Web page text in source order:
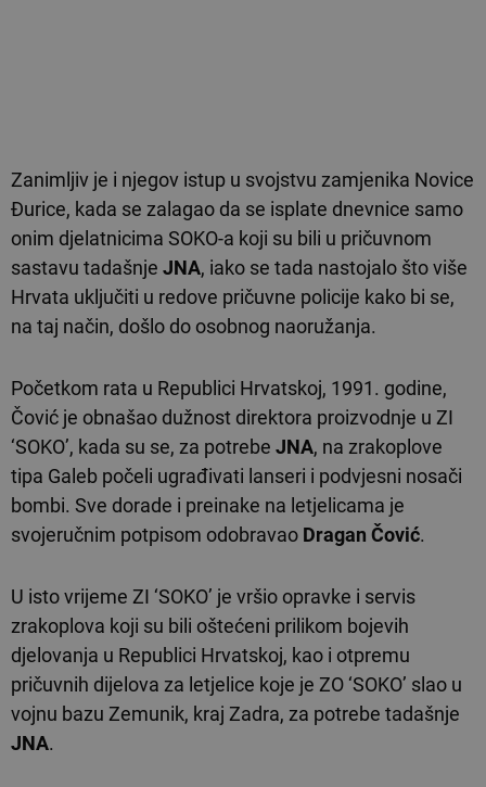
Zanimljiv je i njegov istup u svojstvu zamjenika Novice
Đurice, kada se zalagao da se isplate dnevnice samo
onim djelatnicima SOKO-a koji su bili u pričuvnom
sastavu tadašnje JNA, iako se tada nastojalo što više
Hrvata uključiti u redove pričuvne policije kako bi se,
na taj način, došlo do osobnog naoružanja.
Početkom rata u Republici Hrvatskoj, 1991. godine,
Čović je obnašao dužnost direktora proizvodnje u ZI
‘SOKO’, kada su se, za potrebe JNA, na zrakoplove
tipa Galeb počeli ugrađivati lanseri i podvjesni nosači
bombi. Sve dorade i preinake na letjelicama je
svojeručnim potpisom odobravao Dragan Čović.
U isto vrijeme ZI ‘SOKO’ je vršio opravke i servis
zrakoplova koji su bili oštećeni prilikom bojevih
djelovanja u Republici Hrvatskoj, kao i otpremu
pričuvnih dijelova za letjelice koje je ZO ‘SOKO’ slao u
vojnu bazu Zemunik, kraj Zadra, za potrebe tadašnje
JNA.